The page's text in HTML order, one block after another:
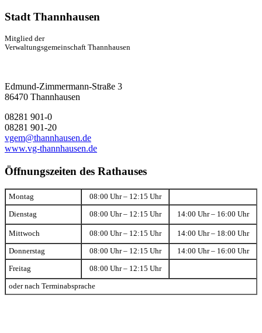
Stadt Thannhausen
Mitglied der
Verwaltungsgemeinschaft Thannhausen
Edmund-Zimmermann-Straße 3
86470 Thannhausen
08281 901-0
08281 901-20
vgem@thannhausen.de
www.vg-thannhausen.de
Öffnungszeiten des Rathauses
Montag 08:00 Uhr – 12:15 Uhr
Dienstag 08:00 Uhr – 12:15 Uhr 14:00 Uhr – 16:00 Uhr
Mittwoch 08:00 Uhr – 12:15 Uhr 14:00 Uhr – 18:00 Uhr
Donnerstag 08:00 Uhr – 12:15 Uhr 14:00 Uhr – 16:00 Uhr
Freitag 08:00 Uhr – 12:15 Uhr
oder nach Terminabsprache